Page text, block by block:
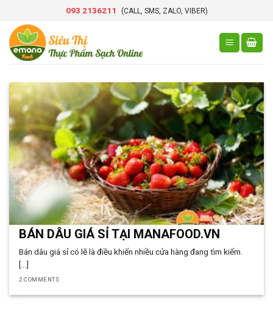
content
093 2136211 (CALL, SMS, ZALO, VIBER)
BÁN DÂU GIÁ SỈ TẠI MANAFOOD.VN
Bán dâu giá sỉ có lẽ là điều khiến nhiều cửa hàng đang tìm kiếm.
[...]
2 COMMENTS